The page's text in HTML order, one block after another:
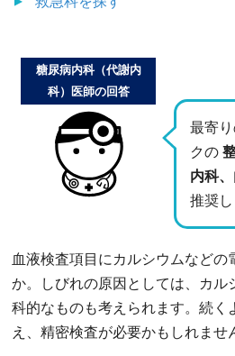
最寄
クの
内科
推奨し
糖尿病内科（代謝内
科）医師の回答
血液検査項目にカルシウムなどの
か。しびれの原因としては、カル
科的なものも考えられます。続く
え、精密検査が必要かもしれませ